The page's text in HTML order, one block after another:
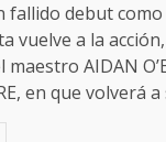
fallido debut
vuelve a la
maestro AIDAN
en que volverá